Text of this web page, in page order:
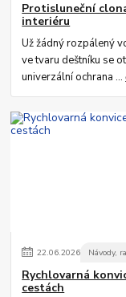
Protisluneční
interiéru
Už žádný rozpálený
ve tvaru deštníku se
univerzální ochrana ...
22.06.2026 Návody,
Rychlovarná
cestách